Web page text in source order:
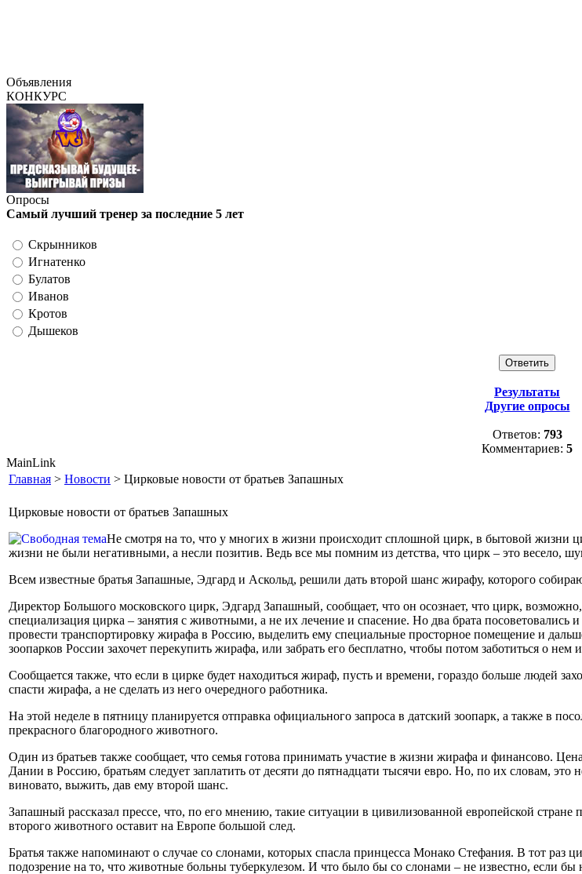
Объявления
КОНКУРС
Опросы
Самый лучший тренер за последние 5 лет
Скрынников
Игнатенко
Булатов
Иванов
Кротов
Дышеков
Результаты
Другие опросы
Ответов: 793
Комментариев: 5
MainLink
Главная > Новости > Цирковые новости от братьев Запашных
Цирковые новости от братьев Запашных
Не смотря на то, что у многих в жизни происходит сплошной цирк, в бытовой жизни
жизни не были негативными, а несли позитив. Ведь все мы помним из детства, что цирк – это весело,
Всем известные братья Запашные, Эдгард и Аскольд, решили дать второй шанс жирафу, которого
Директор Большого московского цирк, Эдгард Запашный, сообщает, что он осознает, что цирк,
специализация цирка – занятия с животными, а не их лечение и спасение. Но два брата
провести транспортировку жирафа в Россию, выделить ему специальные просторное помещение и
зоопарков России захочет перекупить жирафа, или забрать его бесплатно, чтобы потом заботиться о нем
Сообщается также, что если в цирке будет находиться жираф, пусть и времени, гораздо больше людей
спасти жирафа, а не сделать из него очередного работника.
На этой неделе в пятницу планируется отправка официального запроса в датский зоопарк, а также в
прекрасного благородного животного.
Один из братьев также сообщает, что семья готова принимать участие в жизни жирафа и финансово.
Дании в Россию, братьям следует заплатить от десяти до пятнадцати тысячи евро. Но, по их словам,
виновато, выжить, дав ему второй шанс.
Запашный рассказал прессе, что, по его мнению, такие ситуации в цивилизованной европейской
второго животного оставит на Европе большой след.
Братья также напоминают о случае со слонами, которых спасла принцесса Монако Стефания. В тот раз
подозрение на то, что животные больны туберкулезом. И что было бы со слонами – не известно, если бы